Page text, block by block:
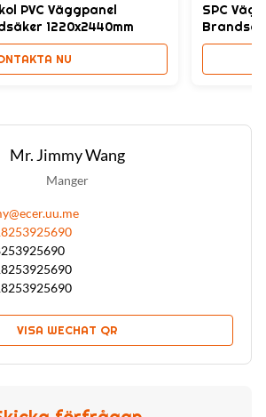
PVC Väggpanel
1220x2440mm
NU
SPC
Mr. Jimmy Wang
Manger
VISA WECHAT QR